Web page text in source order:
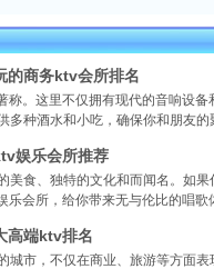
的商务ktv会所排名
称。这里不仅拥有现代的音响设
多种酒水和小吃，确保你和朋友的
娱乐会所推荐
美食、独特的文化和而闻名。如
乐会所，给你带来无与伦比的唱歌
高端ktv排名
城市，不仅在商业、旅游等方面